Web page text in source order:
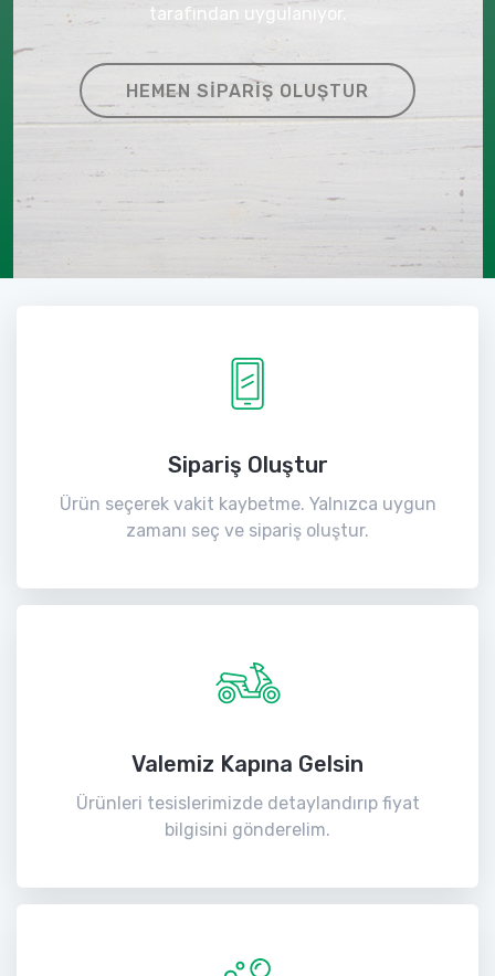
tarafından uygulanıyor.
HEMEN SIPARIŞ OLUŞTUR
Sipariş Oluştur
Ürün seçerek vakit kaybetme. Yalnızca uygun
zamanı seç ve sipariş oluştur.
Valemiz Kapına Gelsin
Ürünleri tesislerimizde detaylandırıp fiyat
bilgisini gönderelim.